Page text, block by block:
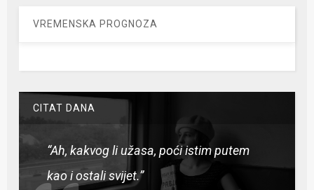
VREMENSKA PROGNOZA
CITAT DANA
“Ah, kakvog li užasa, poći istim putem
kao i ostali svijet.”